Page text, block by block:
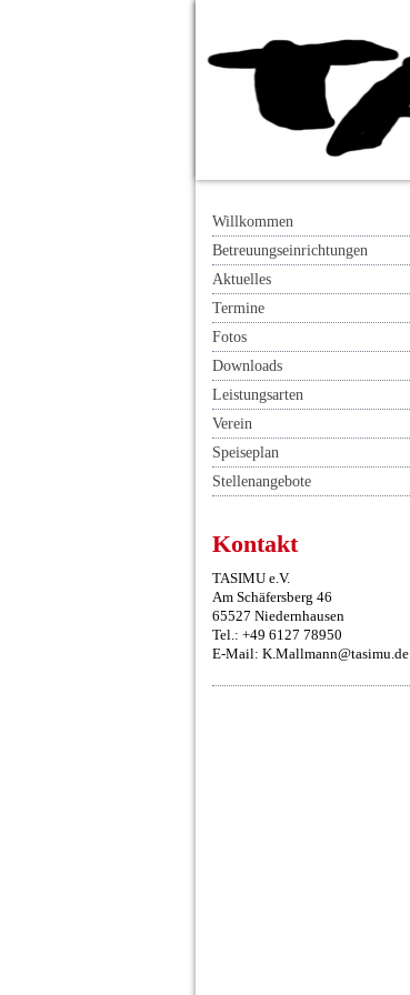
Willkommen
Betreuungseinrichtungen
Aktuelles
Termine
Fotos
Downloads
Leistungsarten
Verein
Speiseplan
Stellenangebote
Kontakt
TASIMU e.V.
Am Schäfersberg 46
65527 Niedernhausen
Tel.: +49 6127 78950
E-Mail: K.Mallmann@tasimu.de